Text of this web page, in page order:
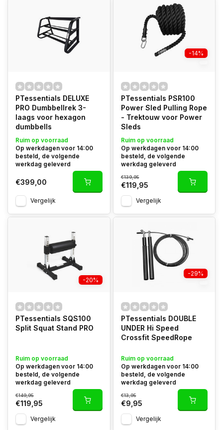
PTessentials DELUXE
PRO Dumbbellrek 3-
laags voor hexagon
dumbbells
Ruim op voorraad
Op werkdagen voor 14:00
besteld, de volgende
werkdag geleverd
€399,00
Vergelijk
-14%
PTessentials PSR100
Power Sled Pulling Rope
- Trektouw voor Power
Sleds
Ruim op voorraad
Op werkdagen voor 14:00
besteld, de volgende
werkdag geleverd
€139,95
€119,95
Vergelijk
-20%
PTessentials SQS100
Split Squat Stand PRO
Ruim op voorraad
Op werkdagen voor 14:00
besteld, de volgende
werkdag geleverd
€149,95
€119,95
Vergelijk
-29%
PTessentials DOUBLE
UNDER Hi Speed
Crossfit SpeedRope
Ruim op voorraad
Op werkdagen voor 14:00
besteld, de volgende
werkdag geleverd
€13,95
€9,95
Vergelijk